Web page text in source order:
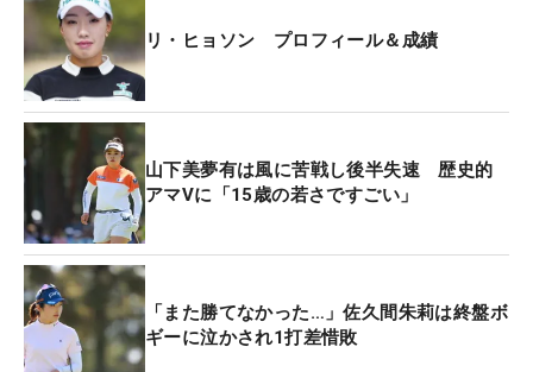
リ・ヒョソン プロフィール＆成績
山下美夢有は風に苦戦し後半失速 歴史的
アマVに「15歳の若さですごい」
「また勝てなかった…」佐久間朱莉は終盤ボ
ギーに泣かされ1打差惜敗